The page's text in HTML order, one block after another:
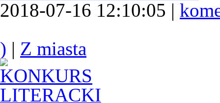
2018-07-16 12:10:05 |
) | Z miasta